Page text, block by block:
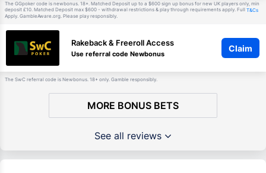
The GGpoker code is newbonus. 18+. Matched Deposit up to a $600 sign up bonus for new UK players only, min
deposit £10. Matched Deposit max $600 - withdrawal restrictions & play through requirements apply. Full T&Cs
Apply. GambleAware.org. Please play responsibly.
Rakeback & Freeroll Access
Use referral code Newbonus
Claim
The SwC referral code is Newbonus. 18+ only. Gamble responsibly.
MORE BONUS BETS
See all reviews